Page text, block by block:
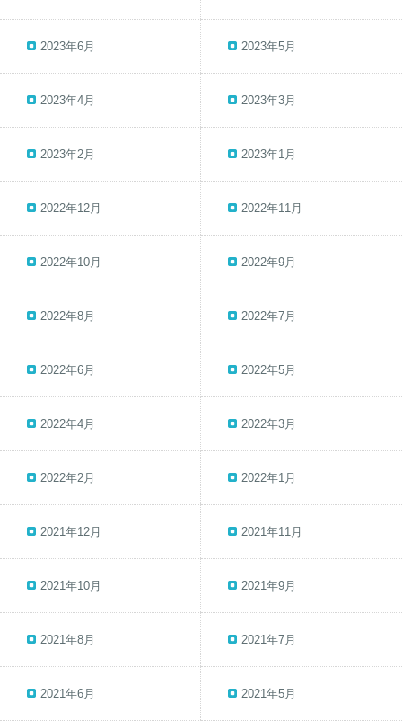
2023年6月 2023年5月
2023年4月 2023年3月
2023年2月 2023年1月
2022年12月 2022年11月
2022年10月 2022年9月
2022年8月 2022年7月
2022年6月 2022年5月
2022年4月 2022年3月
2022年2月 2022年1月
2021年12月 2021年11月
2021年10月 2021年9月
2021年8月 2021年7月
2021年6月 2021年5月